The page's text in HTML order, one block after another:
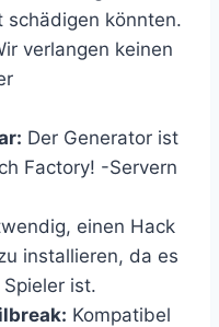
könnten.
verlangen keinen
Der Generator ist
Factory! -Servern
einen Hack
installieren, da es
ist.
Kompatibel